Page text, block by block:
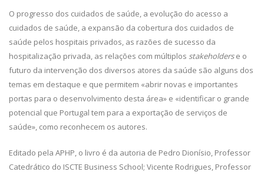
O progresso dos cuidados de saúde, a evolução do acesso a
cuidados de saúde, a expansão da cobertura dos cuidados de
saúde pelos hospitais privados, as razões de sucesso da
hospitalização privada, as relações com múltiplos stakeholderse o
futuro da intervenção dos diversos atores da saúde são alguns dos
temas em destaque e que permitem «abrir novas e importantes
portas para o desenvolvimento desta área» e «identificar o grande
potencial que Portugal tem para a exportação de serviços de
saúde», como reconhecem os autores.
Editado pela APHP, o livro é da autoria de Pedro Dionísio, Professor
Catedrático do ISCTE Business School; Vicente Rodrigues, Professor